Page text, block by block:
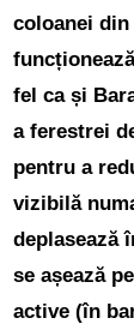
coloanei din
fel ca și
a ferestrei
pentru a
vizibilă
deplasează
se așează
active (în